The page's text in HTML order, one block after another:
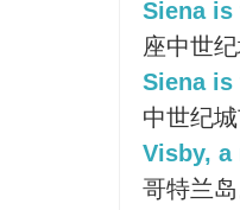
Siena
座中世
Siena
中世纪城
Visby,
哥特兰岛